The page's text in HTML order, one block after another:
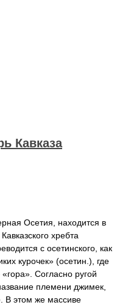
Кавказа
Осетия, находится в
хребта
с осетинского, как
курочек» (осетин.), где
Согласно ругой
племени джимек,
В этом же массиве